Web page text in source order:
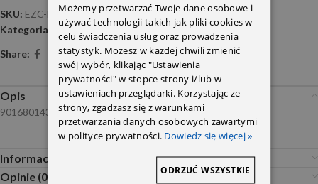
SKU: EZC-ME-009
Kategoria:
Listwy i nakładki
Share:
Opis
9016801439 NTY
Informacje dodatkowe
Opinie (0)
Możemy przetwarzać Twoje dane osobowe i
używać technologii takich jak pliki cookies w
celu świadczenia usług oraz prowadzenia
statystyk. Możesz w każdej chwili zmienić
swój wybór, klikając "Ustawienia
prywatności" w stopce strony i/lub w
ustawieniach przeglądarki. Korzystając ze
strony, zgadzasz się z warunkami
przetwarzania danych osobowych zawartymi
w polityce prywatności. Dowiedz się więcej »
ODRZUĆ WSZYSTKIE